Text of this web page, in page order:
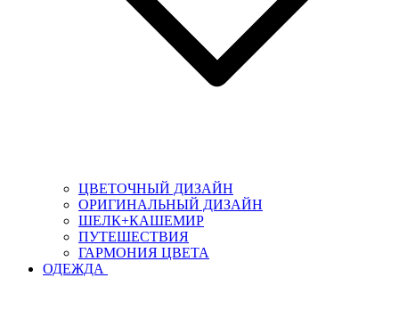
ЦВЕТОЧНЫЙ ДИЗАЙН
ОРИГИНАЛЬНЫЙ ДИЗАЙН
ШЕЛК+КАШЕМИР
ПУТЕШЕСТВИЯ
ГАРМОНИЯ ЦВЕТА
ОДЕЖДА